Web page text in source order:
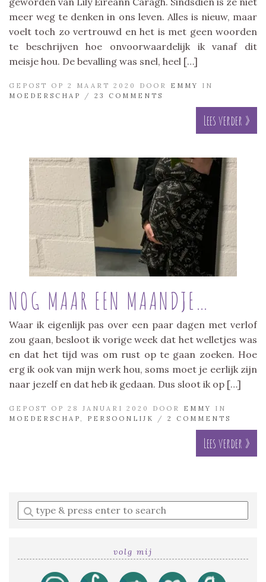
meer weg te denken in ons leven. Alles is nieuw, maar
voelt toch zo vertrouwd en het is met geen woorden
te beschrijven hoe onvoorwaardelijk ik vanaf dit
meisje hou. De bevalling was snel, heel […]
GEPOST OP 2 MAART 2020 DOOR EMMY
IN
MOEDERSCHAP
/ 23 COMMENTS
Lees verder »
NOG MAAR EEN MAANDJE…
Waar ik eigenlijk pas over een paar dagen met verlof
zou gaan, besloot ik vorige week dat het welletjes was
en dat het tijd was om rust op te gaan zoeken. Hoe
erg ik ook van mijn werk hou, soms moet je eerlijk zijn
naar jezelf en dat heb ik gedaan. Dus sloot ik op […]
GEPOST OP 28 JANUARI 2020 DOOR EMMY
IN
MOEDERSCHAP
PERSOONLIJK / 2 COMMENTS
Lees verder »
Enter
a
volg mij